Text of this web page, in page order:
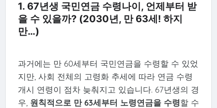
1. 67년생 국민연금 수령나이, 언제부터 받
을 수 있을까? (2030년, 만 63세! 하지
만…)
과거에는 만 60세부터 국민연금을 수령할 수 있었
지만, 사회 전체의 고령화 추세에 따라 연금 수령
개시 연령이 점차 늦춰지고 있습니다. 67년생의 경
우, 원칙적으로 만 63세부터 노령연금을 수령할 수